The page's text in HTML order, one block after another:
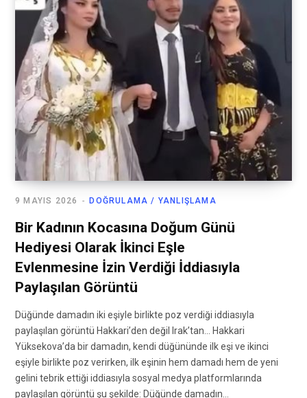
DOĞRULAMA / YANLIŞLAMA
9 MAYIS 2026
Bir Kadının Kocasına Doğum Günü
Hediyesi Olarak İkinci Eşle
Evlenmesine İzin Verdiği İddiasıyla
Paylaşılan Görüntü
Düğünde damadın iki eşiyle birlikte poz verdiği iddiasıyla
paylaşılan görüntü Hakkari’den değil Irak’tan… Hakkari
Yüksekova’da bir damadın, kendi düğününde ilk eşi ve ikinci
eşiyle birlikte poz verirken, ilk eşinin hem damadı hem de yeni
gelini tebrik ettiği iddiasıyla sosyal medya platformlarında
paylaşılan görüntü şu şekilde: Düğünde damadın…